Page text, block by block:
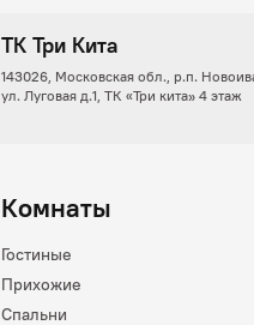
ТК Три Кита
143026, Московская обл., р.п.
ул. Луговая д.1, ТК «Три кита» 4 этаж
Комнаты
Гостиные
Прихожие
Спальни